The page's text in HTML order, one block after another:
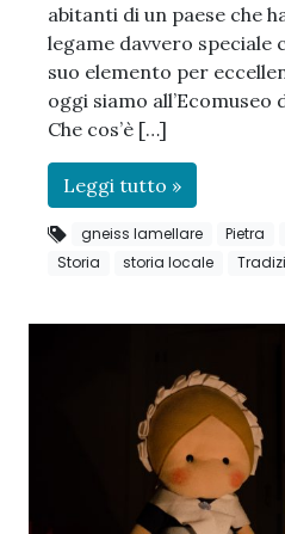
abitanti di un paese che
legame davvero speciale
suo elemento per
oggi siamo all’Ecomuseo
Che cos’è […]
Leggi tutto »
gneiss lamellare Pietra
Storia
storia locale